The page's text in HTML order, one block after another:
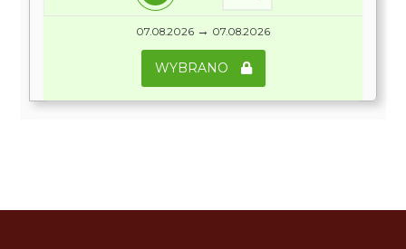
07.08.2026 → 07.08.2026
WYBRANO